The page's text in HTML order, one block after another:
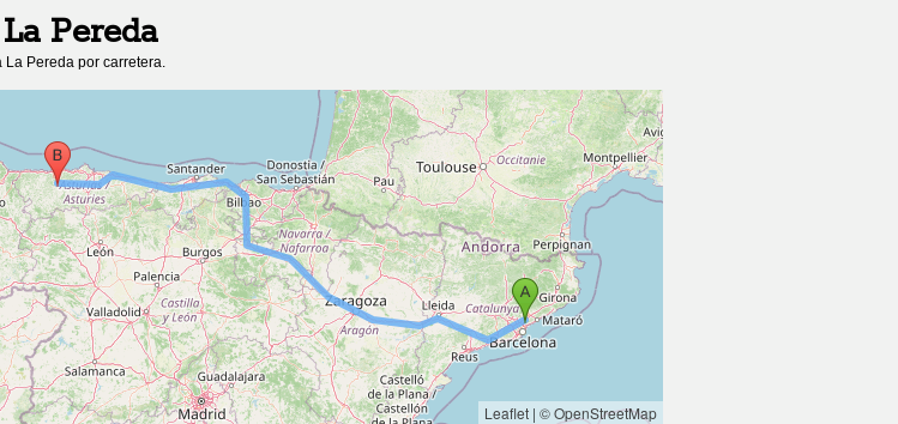
La Pereda
La Pereda por carretera.
Leaflet | © OpenStreetMap